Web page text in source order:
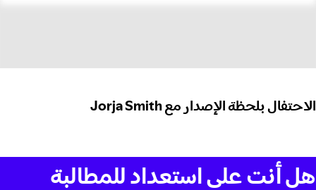
الاحتفال بلحظة الإصدار مع Jorja Smith
هل أنت على استعداد للمطالبة